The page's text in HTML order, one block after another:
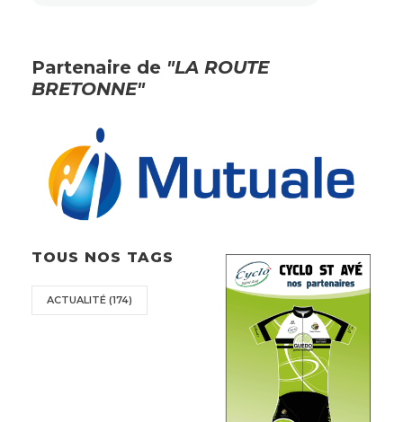
Partenaire de "LA ROUTE
BRETONNE"
TOUS NOS TAGS
ACTUALITÉ (174)